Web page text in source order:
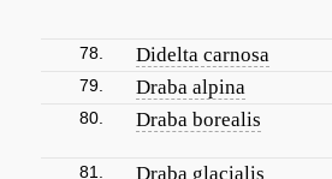
78. Didelta carnosa
79. Draba alpina
80. Draba borealis
81. Draba glacialis